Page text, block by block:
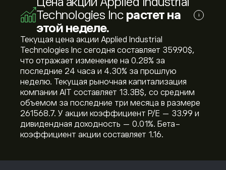
Technologies Inc растет на
этой неделе.
i
Текущая цена акции Applied Industrial
Technologies Inc сегодня составляет 359.90‎$‎,
что отражает изменение на ‎0.28‎% за
последние 24 часа и ‎4.30‎% за прошлую
неделю. Текущая рыночная капитализация
компании AIT составляет 13.3B‎$‎, со средним
объемом за последние три месяца в размере
261568.7. У акции коэффициент P/E — 33.99 и
дивидендная доходность — 0.01%. Бета-
коэффициент акции составляет 1.16.